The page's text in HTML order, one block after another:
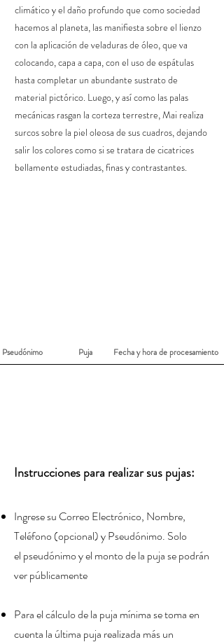
climático y el daño profundo que como sociedad
hacemos al planeta, las manifiesta sobre el lienzo
con la aplicación de veladuras de óleo, que va
colocando, capa a capa, con el uso de espátulas
hasta completar un abundante sustrato de
material pictórico. Luego, y así como las palas
mecánicas rasgan la corteza terrestre, Mai realiza
surcos sobre la piel oleosa de sus cuadros, dejando
salir los colores como si se tratara de cicatrices
bellamente estudiadas, finas y contrastantes.
Pseudónimo Puja Fecha y hora de procesamiento
Instrucciones para realizar sus pujas:
Ingrese su Correo Electrónico, Nombre,
Teléfono (opcional) y Pseudónimo. Solo
el pseudónimoy el monto de la puja se podrán
ver públicamente
Para el cálculo de la puja mínima se toma en
cuenta la última puja realizada más un